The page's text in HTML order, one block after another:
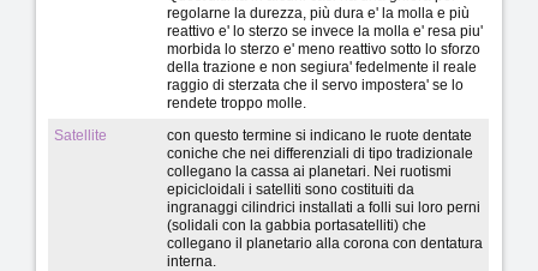
regolarne la durezza, più dura e' la molla e più
reattivo e' lo sterzo se invece la molla e' resa piu'
morbida lo sterzo e' meno reattivo sotto lo sforzo
della trazione e non segiura' fedelmente il reale
raggio di sterzata che il servo impostera' se lo
rendete troppo molle.
Satellite
con questo termine si indicano le ruote dentate
coniche che nei differenziali di tipo tradizionale
collegano la cassa ai planetari. Nei ruotismi
epicicloidali i satelliti sono costituiti da
ingranaggi cilindrici installati a folli sui loro perni
(solidali con la gabbia portasatelliti) che
collegano il planetario alla corona con dentatura
interna.